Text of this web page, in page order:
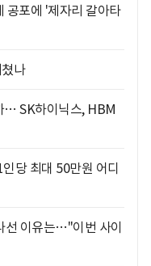
포에 '제자리 갈아타
나
… SK하이닉스, HBM
당 최대 50만원 어디
선 이유는…"이번 사이